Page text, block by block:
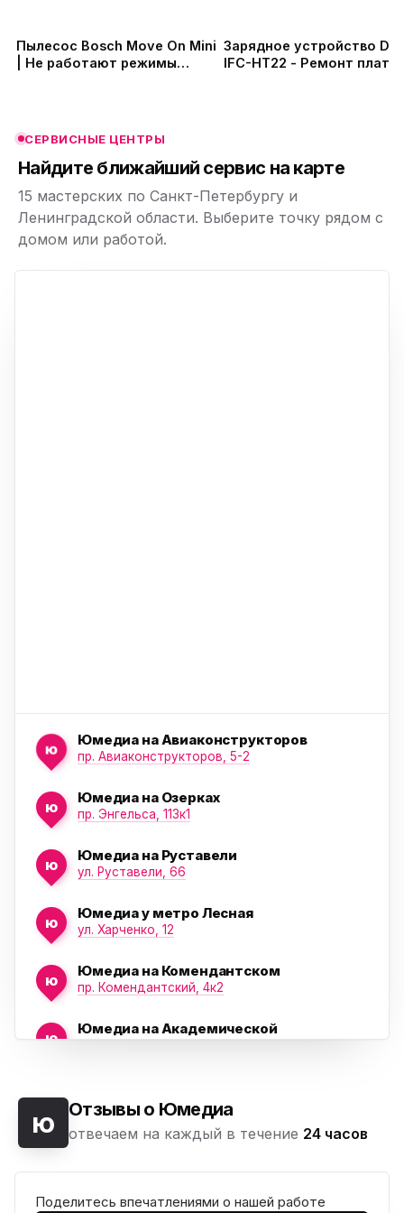
Пылесос Bosch Move On Mini
| Не работают режимы
Зарядное устройство
IFC-HT22 - Ремонт платы
СЕРВИСНЫЕ ЦЕНТРЫ
Найдите ближайший сервис на карте
15 мастерских по Санкт-Петербургу и
Ленинградской области. Выберите точку рядом с
домом или работой.
ю
Юмедиа на Авиаконструкторов
пр. Авиаконструкторов, 5-2
ю
Юмедиа на Озерках
пр. Энгельса, 113к1
ю
Юмедиа на Руставели
ул. Руставели, 66
ю
Юмедиа у метро Лесная
ул. Харченко, 12
ю
Юмедиа на Комендантском
пр. Комендантский, 4к2
ю
Юмедиа на Академической
ю Морская набережная, 35
ю
Юмедиа на Наставников
Юмедиа на Дыбенко
ю
ю Отзывы о Юмедиа
отвечаем на каждый в течение 24 часов
Поделитесь впечатлениями о нашей работе